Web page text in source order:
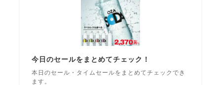
今日のセールをまとめてチェック！
本日のセール・タイムセールをまとめてチェックでき
ます。